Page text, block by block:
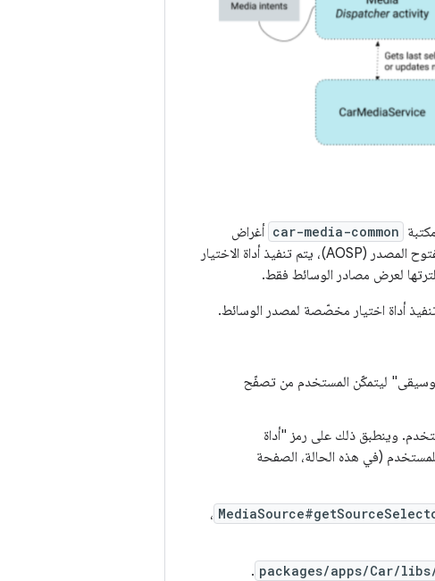
car-media-common أغراض
Android التي يمكن استخدامها لتشغيل أداة اختيار مصدر الوسائط. في مشروع Android مفتوح المصدر (AOSP)، يتم تنفيذ أداة الاختيار
لعرض مصادر الوسائط فقط.
أداة اختيار مخصّصة لمصدر الوسائط.
ليتمكّن المستخدم من تصفّح
وينطبق ذلك على رمز "أداة
(في هذه الحالة، الصفحة
،
packages/apps/Car/
.